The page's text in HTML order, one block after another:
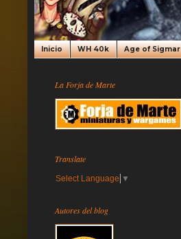
Inicio WH 40k Age of Sigmar
La Forja de Marte
Translate
Select Language ▼
Autores del blog